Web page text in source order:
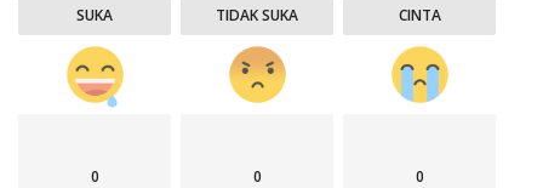
SUKA TIDAK SUKA CINTA
0 0 0